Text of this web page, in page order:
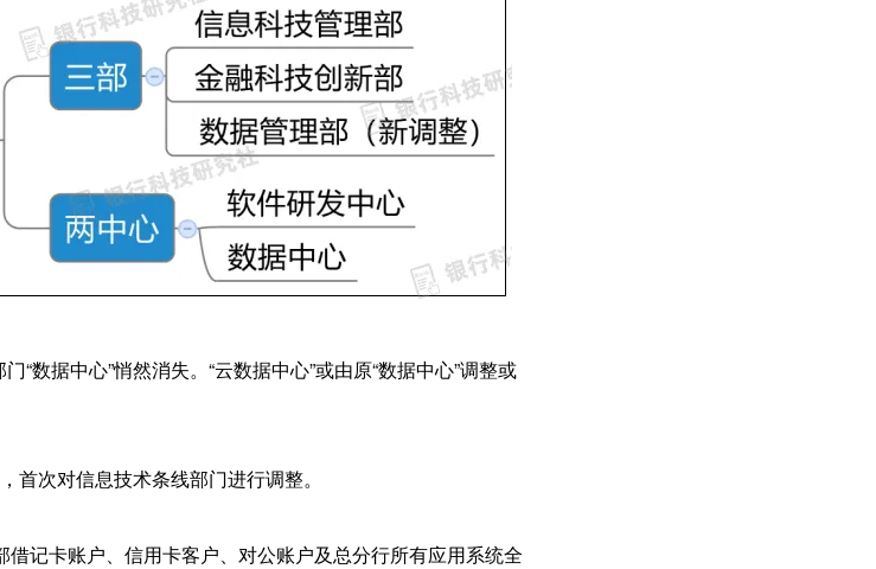
“数据中心”悄然消失。“云数据中心”或由原“数据中心”调整或
次对信息技术条线部门进行调整。
记卡账户、信用卡客户、对公账户及总分行所有应用系统全